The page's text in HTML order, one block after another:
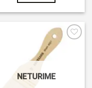
NETURIME